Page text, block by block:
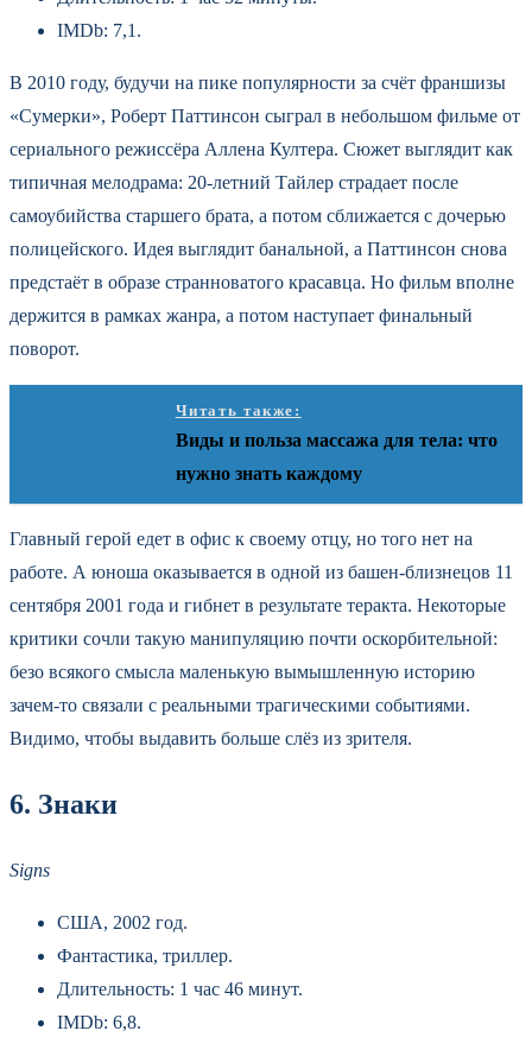
IMDb: 7,1.
В 2010 году, будучи на пике популярности за счёт франшизы
«Сумерки», Роберт Паттинсон сыграл в небольшом фильме от
сериального режиссёра Аллена Култера. Сюжет выглядит как
типичная мелодрама: 20‑летний Тайлер страдает после
самоубийства старшего брата, а потом сближается с дочерью
полицейского. Идея выглядит банальной, а Паттинсон снова
предстаёт в образе странноватого красавца. Но фильм вполне
держится в рамках жанра, а потом наступает финальный
поворот.
Читать также:
Виды и польза массажа для тела: что
нужно знать каждому
Главный герой едет в офис к своему отцу, но того нет на
работе. А юноша оказывается в одной из башен-близнецов 11
сентября 2001 года и гибнет в результате теракта. Некоторые
критики сочли такую манипуляцию почти оскорбительной:
безо всякого смысла маленькую вымышленную историю
зачем-то связали с реальными трагическими событиями.
Видимо, чтобы выдавить больше слёз из зрителя.
6. Знаки
Signs
США, 2002 год.
Фантастика, триллер.
Длительность: 1 час 46 минут.
IMDb: 6,8.